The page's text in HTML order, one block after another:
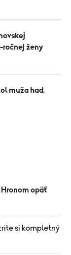
ročnej ženy
Hronom opäť
si kompletný